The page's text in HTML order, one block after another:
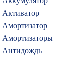
Активатор
Амортизатор
Амортизаторы
Антидождь